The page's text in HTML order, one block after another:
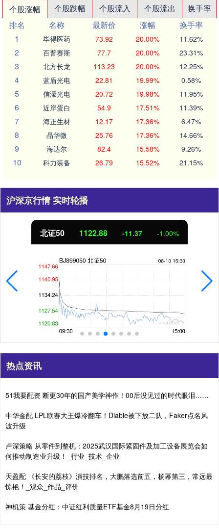
个股涨幅 个股跌幅 个股流入 个股流出
换手率
排名
名称 最新价 涨幅
换手率
1
毕得医药 73.92 20.00% 11.62%
2 百普赛斯 77.7 20.00% 23.31%
3 北方长龙 113.23 20.00% 12.25%
4 蓝盾光电 22.81 19.99% 0.58%
5 信濠光电 20.72 19.98% 11.95%
6 近岸蛋白 54.9 17.51% 11.39%
7 海正生材 12.17 17.36% 6.47%
8 晶华微 25.76 17.36% 14.66%
9 海达尔 82.4 15.58% 9.26%
10 科力装备 26.79 15.52% 21.15%
沪深京行情 实时轮播
北证50 1122.88 -11.37 -1.00%
热点资讯
51我要配资 断更30年的国产美学神作！00后没见过的时代眼泪……
中华金配 LPL联赛大王爆冷翻车！Diable被下放二队，Faker点名风
波升级
卢深策略 从零件到整机：2025武汉国际紧固件及加工设备展览会如
何推动制造业升级！_行业_技术_企业
天盈配 《长安的荔枝》演技排名，大鹏落选前五，杨幂第三，常远最
惊艳！_观众_作品_评价
神机策 基金分红：中证红利质量ETF基金8月19日分红